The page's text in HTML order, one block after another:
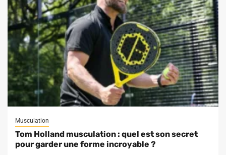
Musculation
Tom Holland musculation : quel est son secret
pour garder une forme incroyable ?